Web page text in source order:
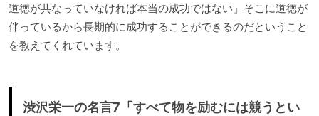
道徳が共なっていなければ本当の成功ではない」そこに道徳が
伴っているから長期的に成功することができるのだということ
を教えてくれています。
渋沢栄一の名言7「すべて物を励むには競うとい